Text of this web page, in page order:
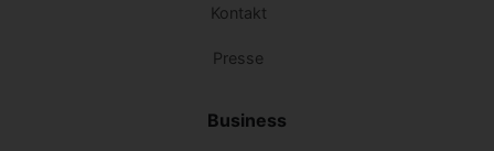
Kontakt
Presse
Business